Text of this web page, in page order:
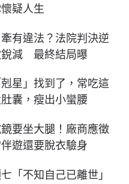
疑人生
有違法？法院判決逆
銳減 最終結局曝
星」找到了，常吃這
囊，瘦出小蠻腰
要坐大腿！廠商應徵
遊還要脫衣驗身
「不知自己已離世」